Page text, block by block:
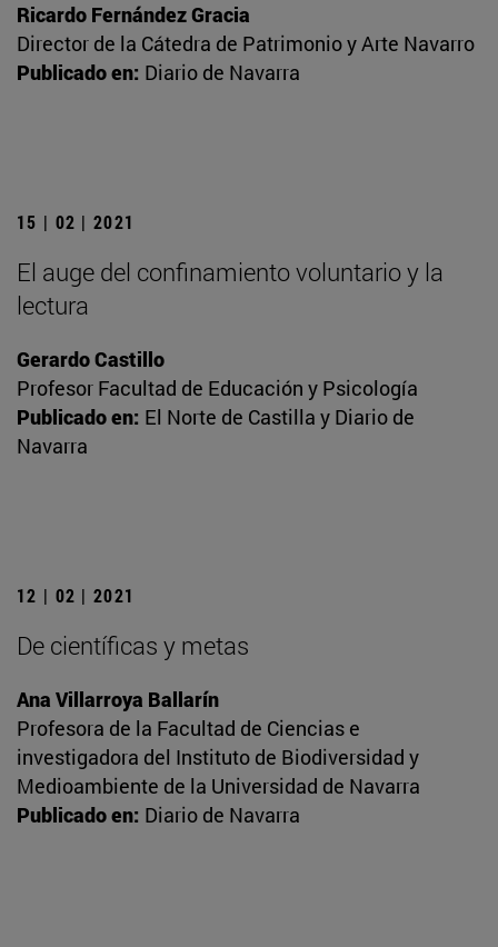
Ricardo Fernández Gracia
Director de la Cátedra de Patrimonio y Arte Navarro
Publicado en: Diario de Navarra
15 | 02 | 2021
El auge del confinamiento voluntario y la
lectura
Gerardo Castillo
Profesor Facultad de Educación y Psicología
Publicado en: El Norte de Castilla y Diario de
Navarra
12 | 02 | 2021
De científicas y metas
Ana Villarroya Ballarín
Profesora de la Facultad de Ciencias e
investigadora del Instituto de Biodiversidad y
Medioambiente de la Universidad de Navarra
Publicado en: Diario de Navarra